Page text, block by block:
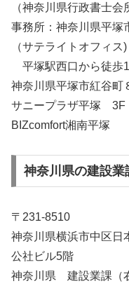
（神奈川県行政書士会
事務所：神奈川県平塚
（サテライトオフィス)
平塚駅西口から徒歩1
神奈川県平塚市紅谷町
サニープラザ平塚 3F
BIZcomfort湘南平塚
神奈川県の建設業
〒231-8510
神奈川県横浜市中区
公社ビル5階
神奈川県 建設業課